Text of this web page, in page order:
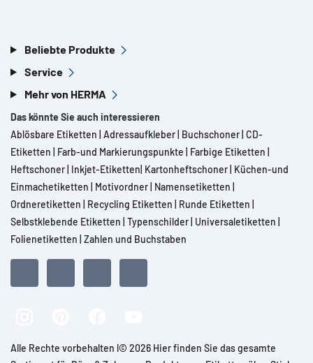
Beliebte Produkte
Service
Mehr von HERMA
Das könnte Sie auch interessieren
Ablösbare Etiketten Adressaufkleber Buchschoner CD-
Etiketten
Farb-und Markierungspunkte Farbige Etiketten
Heftschoner Inkjet-Etiketten Kartonheftschoner Küchen-und
Einmachetiketten
Motivordner Namensetiketten
Ordneretiketten
Recycling Etiketten Runde Etiketten
Selbstklebende Etiketten Typenschilder Universaletiketten
Folienetiketten Zahlen und Buchstaben
Alle Rechte vorbehalten l© 2026 Hier finden Sie das gesamte